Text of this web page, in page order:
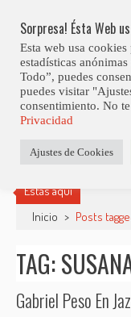
content
Estás aquí
Inicio > Posts
TAG:
Gabriel Peso En
Sorpresa! Ésta Web
Esta web usa
estadísticas
Todo”, puedes
puedes visitar
consentimiento. No
Privacidad
Ajustes de Cookies